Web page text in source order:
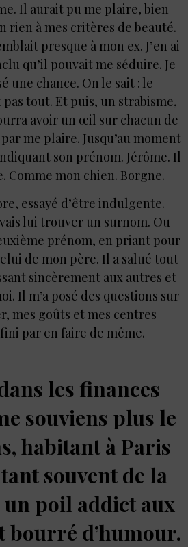
Il aurait pu me plaire, bien
rien à mes critères de beauté.
presque à mon ex. J’en ai
qu’il pouvait me séduire. Je
une chance. On le sait : le
tout. Et puis, un strabisme,
avoir un œil sur chacun de
me plaire. Jusqu’au moment
son prénom. Jérôme. Il
Comme mon chien. Borgne.
essayé d’être indulgente.
lui trouver un surnom. Ou
prénom, en priant pour
de mon père. Il a salué tout
sincèrement aux autres et
Il m’a posé des questions sur
mes goûts et mes centres
fini par en faire de même.
les finances
souviens plus le
habitant à Paris
souvent de la
un poil addict aux
bourré d’humour.